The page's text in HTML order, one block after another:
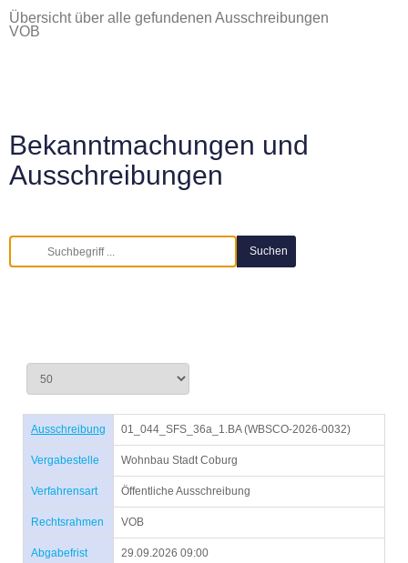
Übersicht über alle gefundenen Ausschreibungen
VOB
Bekanntmachungen und
Ausschreibungen
Ausschreibung 01_044_SFS_36a_1.BA (WBSCO-2026-0032)
Vergabestelle Wohnbau Stadt Coburg
Verfahrensart Öffentliche Ausschreibung
Rechtsrahmen VOB
Abgabefrist 29.09.2026 09:00